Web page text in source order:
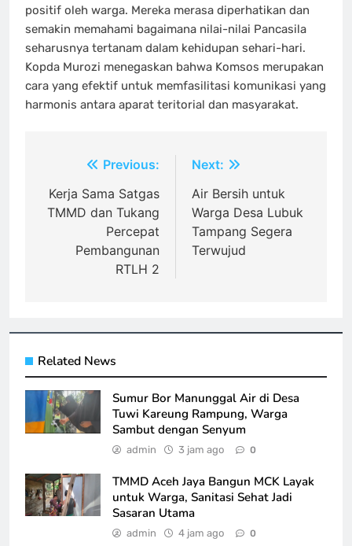
positif oleh warga. Mereka merasa diperhatikan dan
semakin memahami bagaimana nilai-nilai Pancasila
seharusnya tertanam dalam kehidupan sehari-hari.
Kopda Murozi menegaskan bahwa Komsos merupakan
cara yang efektif untuk memfasilitasi komunikasi yang
harmonis antara aparat teritorial dan masyarakat.
Navigasi
pos
Previous:
Kerja Sama Satgas
TMMD dan Tukang
Percepat
Pembangunan
RTLH 2
Next:
Air Bersih untuk
Warga Desa Lubuk
Tampang Segera
Terwujud
Related News
Sumur Bor Manunggal Air di Desa
Tuwi Kareung Rampung, Warga
Sambut dengan Senyum
admin 3 jam ago 0
TMMD Aceh Jaya Bangun MCK Layak
untuk Warga, Sanitasi Sehat Jadi
Sasaran Utama
admin 4 jam ago 0